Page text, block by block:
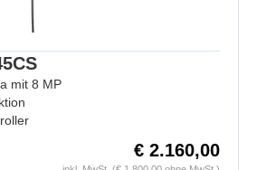
mit 8 MP
€ 2.160,00